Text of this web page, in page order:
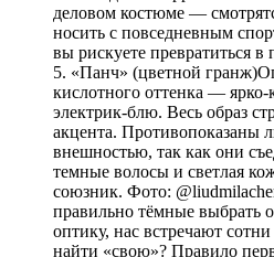
деловом костюме —
носить с повседневным
вы рискуете превратиться
5. «Панч» (цветной
кислотного оттенка —
электрик-блю. Весь образ
акцента. Противопоказаны
внешностью, так как они
темные волосы и светлая
союзник. Фото:
правильно тёмные выбрать
оптику, нас встречают
найти «свою»? Правило